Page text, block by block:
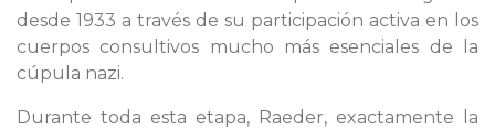
desde 1933 a través de su participación activa en los
cuerpos consultivos mucho más esenciales de la
cúpula nazi.
Durante toda esta etapa, Raeder, exactamente la